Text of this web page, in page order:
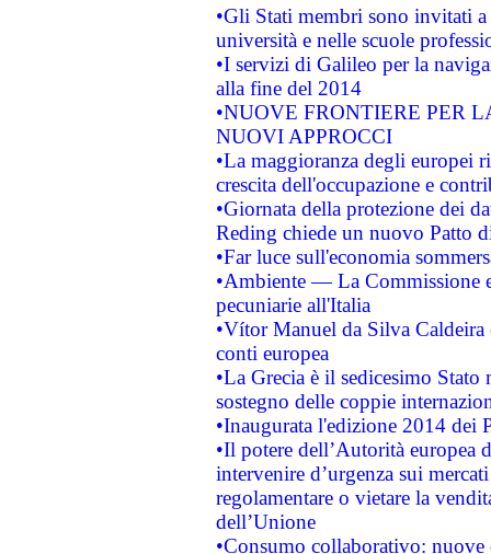
•Gli Stati membri sono invitati
università e nelle scuole
•I servizi di Galileo per la
alla fine del 2014
•NUOVE FRONTIERE PER
NUOVI APPROCCI
•La maggioranza degli europei
crescita dell'occupazione e
•Giornata della protezione dei
Reding chiede un nuovo Patto
•Far luce sull'economia
•Ambiente — La Commissione
pecuniarie all'Italia
•Vítor Manuel da Silva Caldeira
conti europea
•La Grecia è il sedicesimo
sostegno delle coppie
•Inaugurata l'edizione 2014 dei
•Il potere dell’Autorità europea
intervenire d’urgenza sui
regolamentare o vietare la
dell’Unione
•Consumo collaborativo: